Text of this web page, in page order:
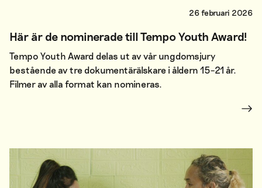
26 februari 2026
Här är de nominerade till Tempo Youth Award!
Tempo Youth Award delas ut av vår ungdomsjury
bestående av tre dokumentärälskare i åldern 15–21 år.
Filmer av alla format kan nomineras.